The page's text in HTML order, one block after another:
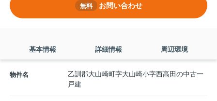
無料 お問い合わせ
基本情報 詳細情報 周辺環境
物件名
乙訓郡大山崎町字大山崎小字西高田の中古一
戸建